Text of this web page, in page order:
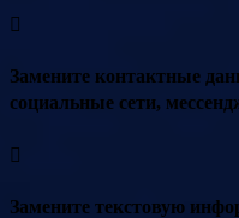
Замените контактные
социальные сети,
Замените текстовую